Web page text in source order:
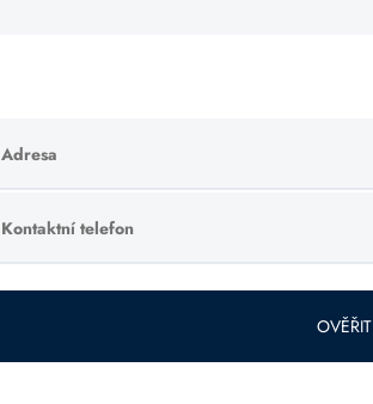
Adresa
Ponechte
toto pole
prázdné.
Kontaktní telefon
Ponechte
toto pole
prázdné.
OVĚŘIT